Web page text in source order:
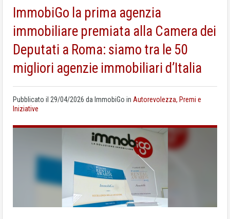
ImmobiGo la prima agenzia
immobiliare premiata alla Camera dei
Deputati a Roma: siamo tra le 50
migliori agenzie immobiliari d’Italia
Pubblicato il 29/04/2026 da ImmobiGo in Autorevolezza, Premi e
Iniziative